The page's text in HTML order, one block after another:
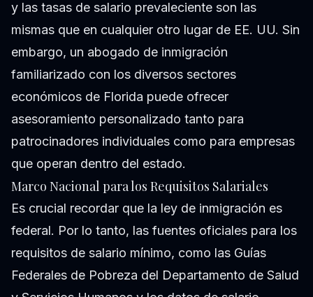
y las tasas de salario prevaleciente son las
mismas que en cualquier otro lugar de EE. UU. Sin
embargo, un abogado de inmigración
familiarizado con los diversos sectores
económicos de Florida puede ofrecer
asesoramiento personalizado tanto para
patrocinadores individuales como para empresas
que operan dentro del estado.
Marco Nacional para los Requisitos Salariales
Es crucial recordar que la ley de inmigración es
federal. Por lo tanto, las fuentes oficiales para los
requisitos de salario mínimo, como las Guías
Federales de Pobreza del Departamento de Salud